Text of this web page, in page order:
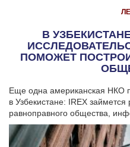
В
ПОМОЖЕТ
Еще одна американская НКО
в Узбекистане: IREX
равноправного общества,